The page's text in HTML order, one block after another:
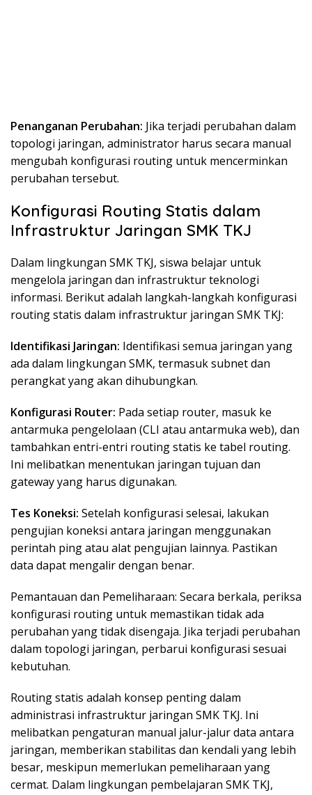
Penanganan Perubahan: Jika terjadi perubahan dalam
topologi jaringan, administrator harus secara manual
mengubah konfigurasi routing untuk mencerminkan
perubahan tersebut.
Konfigurasi Routing Statis dalam
Infrastruktur Jaringan SMK TKJ
Dalam lingkungan SMK TKJ, siswa belajar untuk
mengelola jaringan dan infrastruktur teknologi
informasi. Berikut adalah langkah-langkah konfigurasi
routing statis dalam infrastruktur jaringan SMK TKJ:
Identifikasi Jaringan: Identifikasi semua jaringan yang
ada dalam lingkungan SMK, termasuk subnet dan
perangkat yang akan dihubungkan.
Konfigurasi Router: Pada setiap router, masuk ke
antarmuka pengelolaan (CLI atau antarmuka web), dan
tambahkan entri-entri routing statis ke tabel routing.
Ini melibatkan menentukan jaringan tujuan dan
gateway yang harus digunakan.
Tes Koneksi: Setelah konfigurasi selesai, lakukan
pengujian koneksi antara jaringan menggunakan
perintah ping atau alat pengujian lainnya. Pastikan
data dapat mengalir dengan benar.
Pemantauan dan Pemeliharaan: Secara berkala, periksa
konfigurasi routing untuk memastikan tidak ada
perubahan yang tidak disengaja. Jika terjadi perubahan
dalam topologi jaringan, perbarui konfigurasi sesuai
kebutuhan.
Routing statis adalah konsep penting dalam
administrasi infrastruktur jaringan SMK TKJ. Ini
melibatkan pengaturan manual jalur-jalur data antara
jaringan, memberikan stabilitas dan kendali yang lebih
besar, meskipun memerlukan pemeliharaan yang
cermat. Dalam lingkungan pembelajaran SMK TKJ,